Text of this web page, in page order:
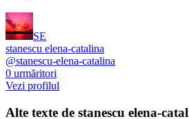
SE
stanescu elena-catalina
@stanescu-elena-catalina
0 urmăritori
Vezi profilul
Alte texte de stanescu elena-